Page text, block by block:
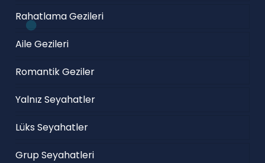
Rahatlama Gezileri
Aile Gezileri
Romantik Geziler
Yalnız Seyahatler
Lüks Seyahatler
Grup Seyahatleri